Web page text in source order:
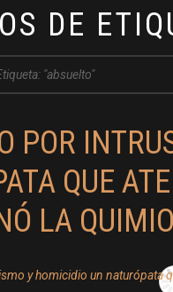
DE
"absuelto"
POR
QUE
LA